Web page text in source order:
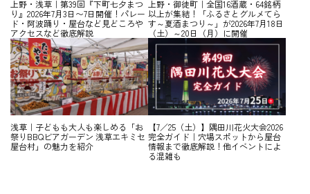
上野・浅草｜第39回『下町七夕まつ
り』2026年7月3日〜7日開催！パレー
ド・阿波踊り・屋台など見どころや
アクセスなど徹底解説
上野・御徒町｜全国16酒蔵・64銘柄
以上が集結！「ふるさとグルメてら
す～夏酒まつり～」が2026年7月18日
（土）～20日（月）に開催
浅草｜子どもも大人も楽しめる「お
祭りBBQビアガーデン 浅草エキミセ
屋台村」の魅力を紹介
【7／25（土）】隅田川花火大会2026
完全ガイド｜穴場スポットから屋台
情報まで徹底解説！他イベントによ
る混雑も